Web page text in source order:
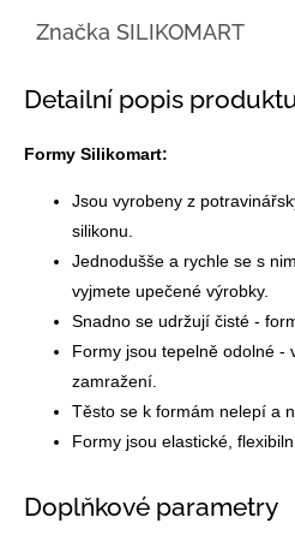
Značka SILIKOMART
Detailní popis
Formy Silikomart:
Jsou vyrobeny z
silikonu.
Jednodušše a rychle se s
vyjmete upečené výrobky.
Snadno se udržují čisté -
Formy jsou tepelně odolné -
zamražení.
Těsto se k formám nelepí a
Formy jsou elastické,
Doplňkové parametry